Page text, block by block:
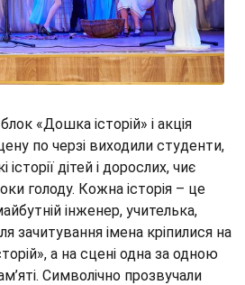
«Дошка історій» і акція
по черзі виходили студенти,
історії дітей і дорослих, чиє
голоду. Кожна історія – це
інженер, учителька,
зачитування імена кріпилися на
а на сцені одна за одною
Символічно прозвучали